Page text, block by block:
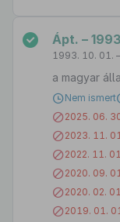
Ápt. –
1993. 10. 01. –
a magyar
Nem ismert
2025. 06.
2023. 11.
2022. 11.
2020. 09.
2020. 02.
2019. 01.